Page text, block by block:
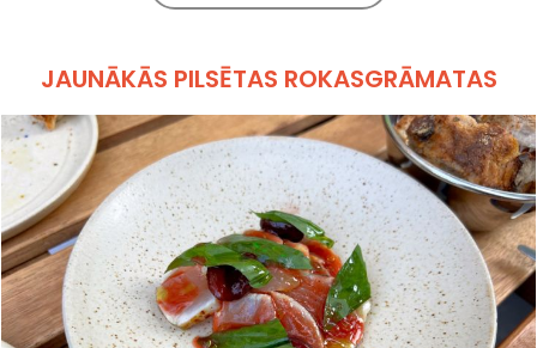
JAUNĀKĀS PILSĒTAS ROKASGRĀMATAS